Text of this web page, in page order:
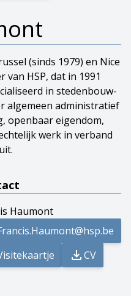
(sinds 1979) en Nice
van HSP, dat in 1991
in stedenbouw-
algemeen administratief
openbaar eigendom,
werk in verband
Haumont
CV